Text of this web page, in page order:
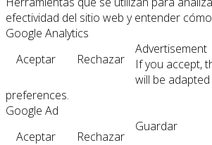
efectividad del sitio web y entender
Google Analytics
Aceptar
Rechazar
Advertisement
If you accept,
will be
preferences.
Google Ad
Aceptar
Rechazar
Guardar